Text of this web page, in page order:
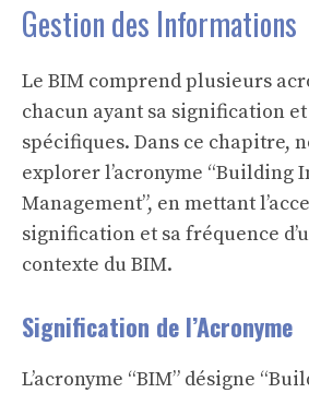
Gestion des Informations
Le BIM comprend plusieurs
chacun ayant sa signification
spécifiques. Dans ce chapitre,
explorer l’acronyme “Building
Management”, en mettant
signification et sa fréquence
contexte du BIM.
Signification de l’Acronyme
L’acronyme “BIM” désigne